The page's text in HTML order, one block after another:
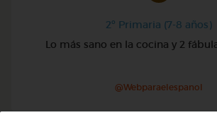
2º Primaria (7-8 años)
Lo más sano en la cocina y 2
@Webparaelespanol